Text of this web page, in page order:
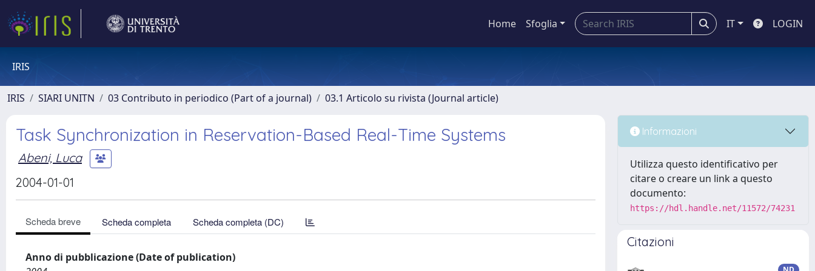
Home Sfoglia IT LOGIN
IRIS
IRIS SIARI UNITN 03 Contributo in periodico (Part of a journal) 03.1 Articolo su rivista (Journal article)
Task Synchronization in Reservation-Based Real-Time Systems
Abeni, Luca
2004-01-01
Scheda breve Scheda completa Scheda completa (DC)
Anno di pubblicazione (Date of publication)
Informazioni
Utilizza questo identificativo per
citare o creare un link a questo
documento:
https://hdl.handle.net/11572/74231
Citazioni